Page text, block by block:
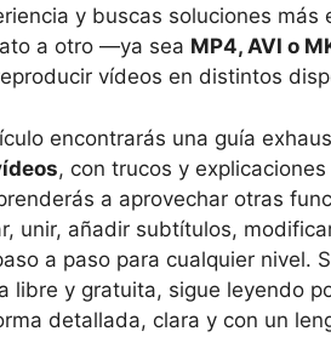
y buscas soluciones
a otro —ya sea MP4, AVI o
vídeos en distintos
encontrarás una guía
, con trucos y
a aprovechar otras
unir, añadir subtítulos,
a paso para cualquier nivel.
libre y gratuita, sigue leyendo
detallada, clara y con un